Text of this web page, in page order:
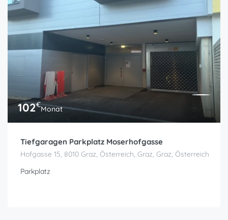
102€Monat
Tiefgaragen Parkplatz Moserhofgasse
Hofgasse 15, 8010 Graz, Österreich, Graz, Graz, Österreich
Parkplatz